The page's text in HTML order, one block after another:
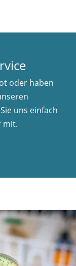
oder haben
uns einfach
mit.